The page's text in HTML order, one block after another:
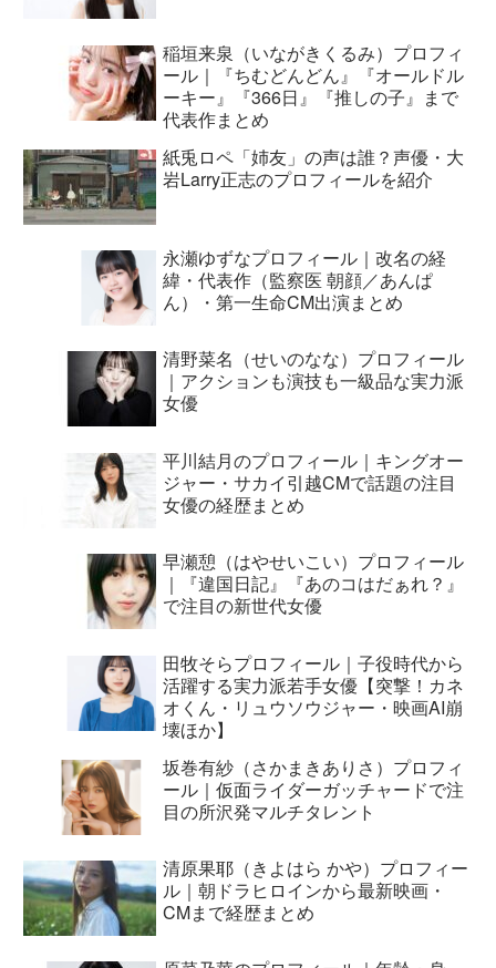
稲垣来泉（いながきくるみ）プロフィ
ール｜『ちむどんどん』『オールドル
ーキー』『366日』『推しの子』まで
代表作まとめ
紙兎ロペ「姉友」の声は誰？声優・大
岩Larry正志のプロフィールを紹介
永瀬ゆずなプロフィール｜改名の経
緯・代表作（監察医 朝顔／あんぱ
ん）・第一生命CM出演まとめ
清野菜名（せいのなな）プロフィール
｜アクションも演技も一級品な実力派
女優
平川結月のプロフィール｜キングオー
ジャー・サカイ引越CMで話題の注目
女優の経歴まとめ
早瀬憩（はやせいこい）プロフィール
｜『違国日記』『あのコはだぁれ？』
で注目の新世代女優
田牧そらプロフィール｜子役時代から
活躍する実力派若手女優【突撃！カネ
オくん・リュウソウジャー・映画AI崩
壊ほか】
坂巻有紗（さかまきありさ）プロフィ
ール｜仮面ライダーガッチャードで注
目の所沢発マルチタレント
清原果耶（きよはら かや）プロフィー
ル｜朝ドラヒロインから最新映画・
CMまで経歴まとめ